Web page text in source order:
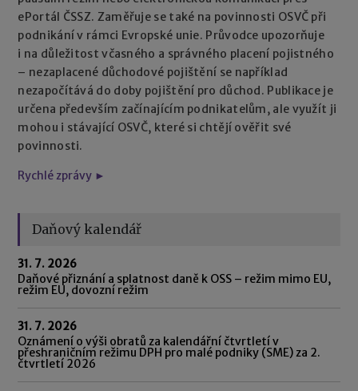
ePortál ČSSZ. Zaměřuje se také na povinnosti OSVČ při
podnikání v rámci Evropské unie. Průvodce upozorňuje
i na důležitost včasného a správného placení pojistného
– nezaplacené důchodové pojištění se například
nezapočítává do doby pojištění pro důchod. Publikace je
určena především začínajícím podnikatelům, ale využít ji
mohou i stávající OSVČ, které si chtějí ověřit své
povinnosti.
Rychlé zprávy ►
Daňový kalendář
31. 7. 2026
Daňové přiznání a splatnost daně k OSS – režim mimo EU,
režim EU, dovozní režim
31. 7. 2026
Oznámení o výši obratů za kalendářní čtvrtletí v
přeshraničním režimu DPH pro malé podniky (SME) za 2.
čtvrtletí 2026